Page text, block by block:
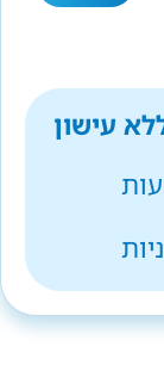
עישון